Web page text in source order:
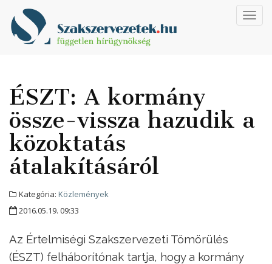
ÉSZT: A kormány
össze-vissza hazudik a
közoktatás
átalakításáról
Kategória: Közlemények
2016.05.19. 09:33
Az Értelmiségi Szakszervezeti Tömörülés
(ÉSZT) felháborítónak tartja, hogy a kormány